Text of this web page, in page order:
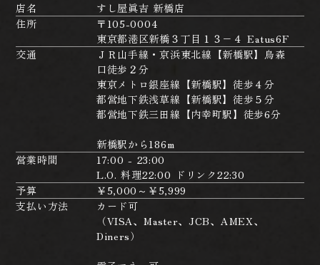
店名
すし屋眞吉 新橋店
住所
〒105-0004
東京都港区新橋３丁目１３−４ Eatus6F
交通
ＪＲ山手線・京浜東北線【新橋駅】烏森
口徒歩２分
東京メトロ銀座線【新橋駅】徒歩４分
都営地下鉄浅草線【新橋駅】徒歩５分
都営地下鉄三田線【内幸町駅】徒歩6分
新橋駅から186m
営業時間
17:00 - 23:00
L.O. 料理22:00 ドリンク22:30
予算
￥5,000～￥5,999
支払い方法
カード可
（VISA、Master、JCB、AMEX、
Diners）